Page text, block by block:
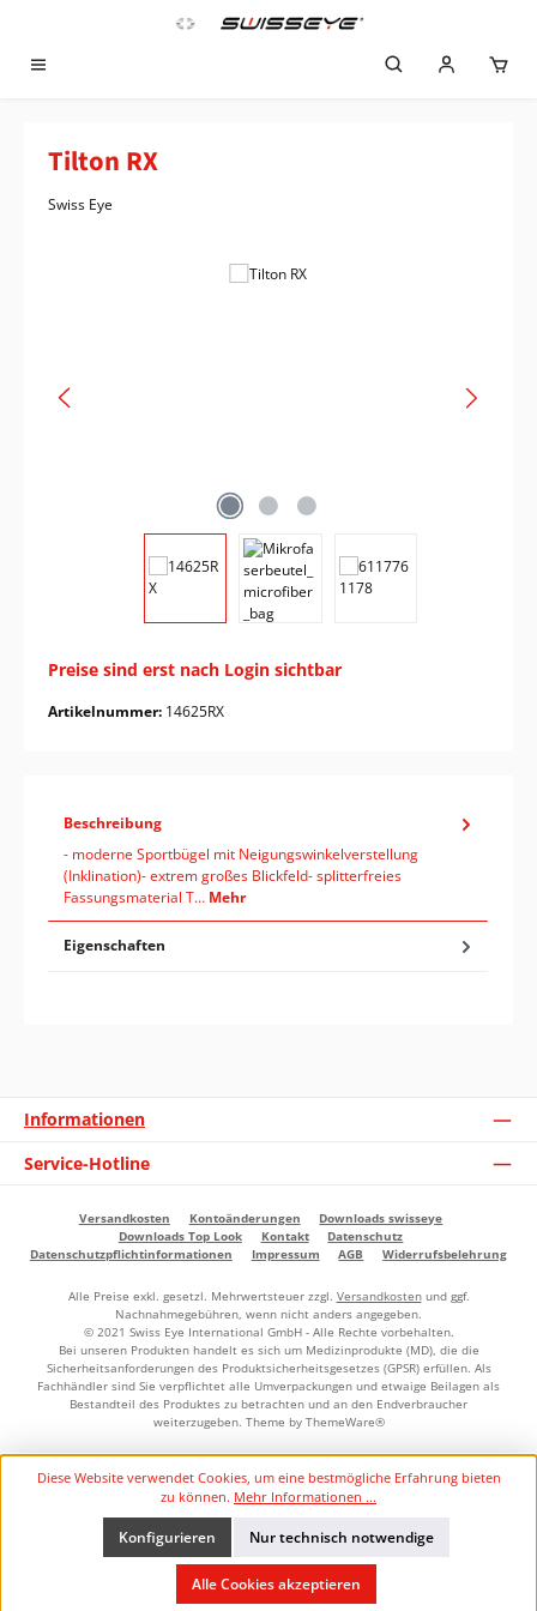
Zum Hauptinhalt springen
Tilton RX
Swiss Eye
Preise sind erst nach Login sichtbar
Artikelnummer: 14625RX
Beschreibung
- moderne Sportbügel mit Neigungswinkelverstellung
(Inklination)- extrem großes Blickfeld- splitterfreies
Fassungsmaterial T… Mehr
Eigenschaften
Informationen
Service-Hotline
Versandkosten Kontoänderungen
Downloads swisseye
Downloads Top Look
Kontakt
Datenschutz
Datenschutzpflichtinformationen
Impressum AGB Widerrufsbelehrung
Alle Preise exkl. gesetzl. Mehrwertsteuer zzgl. Versandkostenund ggf.
Nachnahmegebühren, wenn nicht anders angegeben.
© 2021 Swiss Eye International GmbH - Alle Rechte vorbehalten.
Bei unseren Produkten handelt es sich um Medizinprodukte (MD), die die
Sicherheitsanforderungen des Produktsicherheitsgesetzes (GPSR) erfüllen. Als
Fachhändler sind Sie verpflichtet alle Umverpackungen und etwaige Beilagen als
Bestandteil des Produktes zu betrachten und an den Endverbraucher
weiterzugeben. Theme by ThemeWare®
Diese Website verwendet Cookies, um eine bestmögliche Erfahrung bieten
zu können. Mehr Informationen ...
Nur technisch notwendige
Konfigurieren
Alle Cookies akzeptieren